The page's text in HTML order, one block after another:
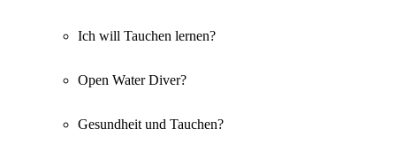
Ich will Tauchen lernen?
Open Water Diver?
Gesundheit und Tauchen?